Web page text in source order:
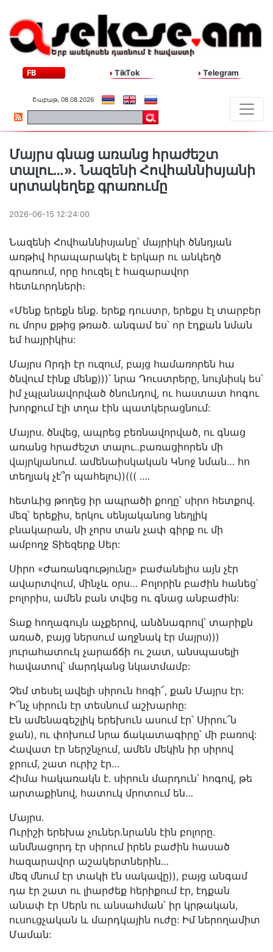
FB TikTok Telegram
Շաբաթ, 08.08.2026
Մայրս գնաց առանց հրաժեշտ
տալու…»․ Նազենի Հովհաննիսյանի
սրտակեղեք գրառումը
2026-06-15 12:24:00
Նազենի Հովհաննիսյանը՝ մայրիկի ծննդյան
առթիվ հրապարակել է երկար ու անկեղծ
գրառում, որը հուզել է հազարավոր
հետևորդների։
«Մենք երեքն ենք. երեք դուստր, երեքս էլ տարբեր
ու մորս քթից թռած. անգամ ես՝ որ էդքան նման
եմ հայրիկիս:
Մայրս Որդի էր ուզում, բայց համառորեն հա
ծնվում էինք մենք)))՝ նրա Դուստրերը, նույնիսկ ես՝
իմ չպլանավորված ծնունդով, ու հաստատ հոգու
խորքում էլի տղա էին պատկերացնում:
Մայրս. ծնվեց, ապրեց բեռնավորված, ու գնաց
առանց հրաժեշտ տալու..բառացիորեն մի
վայրկյանում. ամենաիսկական Կնոջ նման… հո
տեղյակ չէ՞ր պահելու))((( ….
հետևից թողեց իր ապրածի քողը՝ սիրո հետքով.
մեզ՝ երեքիս, երկու սենյականոց նեղլիկ
բնակարան, մի չորս տան չափ գիրք ու մի
ամբողջ Տիեզերք Սեր:
Սիրո «Ժառանգությունը» բաժանելիս այն չէր
ավարտվում, մինչև օրս… Բոլորին բաժին հանեց՝
բոլորիս, ամեն բան տվեց ու գնաց անբաժին:
Տաք հողագույն աչքերով, անձնագրով՝ տարիքն
առած, բայց ներսում աղջնակ էր մայրս)))
յուրահատուկ չարաճճի ու շատ, անսպասելի
հավատով՝ մարդկանց նկատմամբ:
Չեմ տեսել ավելի սիրուն հոգի՜, քան Մայրս էր:
Ի՜նչ սիրուն էր տեսնում աշխարհը:
Էն ամենագեշլիկ երեխուն ասում էր՝ Սիրու՜ն
ջան), ու փոխում նրա ճակատագիրը՝ մի բառով:
Հավատ էր ներշնչում, ամեն մեկին իր սիրով
ջրում, շատ ուրիշ էր…
Հիմա հակառակն է. սիրուն մարդուն՝ հոգով, թե
արտաքինով, հատուկ մրոտում են…
Մայրս.
Ուրիշի երեխա չուներ.նրանն էին բոլորը.
անմնացորդ էր սիրում իրեն բաժին հասած
հազարավոր աշակերտներին…
մեզ մնում էր տակի էն սակավը)), բայց անգամ
դա էր շատ ու լիարժեք հերիքում էր, էդքան
անափ էր Սերն ու անսահման՝ իր կրթական,
ուսուցչական և մարդկային ուժը: Իմ ներողամիտ
Մաման: